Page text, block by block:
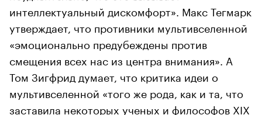
интеллектуальный дискомфорт». Макс Тегмарк
утверждает, что противники мультивселенной
«эмоционально предубеждены против
смещения всех нас из центра внимания». А
Том Зигфрид думает, что критика идеи о
мультивселенной «того же рода, как и та, что
заставила некоторых ученых и философов XIX